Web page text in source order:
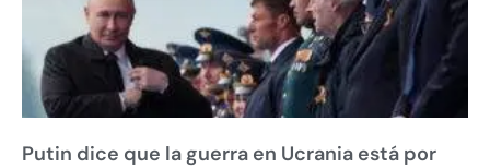
Putin dice que la guerra en Ucrania está por